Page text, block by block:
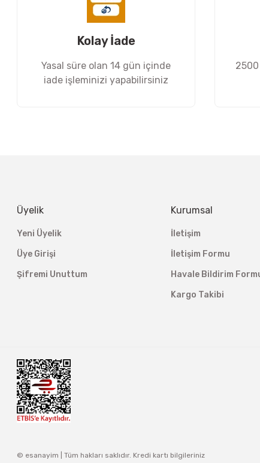
Ürün fiyatı diğer sitelerden daha pahalı.
Kolay İade
Yasal süre olan 14 gün içinde
iade işleminizi yapabilirsiniz
Üyelik
Yeni Üyelik
Üye Girişi
Şifremi Unuttum
Kurumsal
İletişim
İletişim Formu
Havale Bildirim
Kargo Takibi
© esanayim | Tüm hakları saklıdır. Kredi kartı bilgileriniz